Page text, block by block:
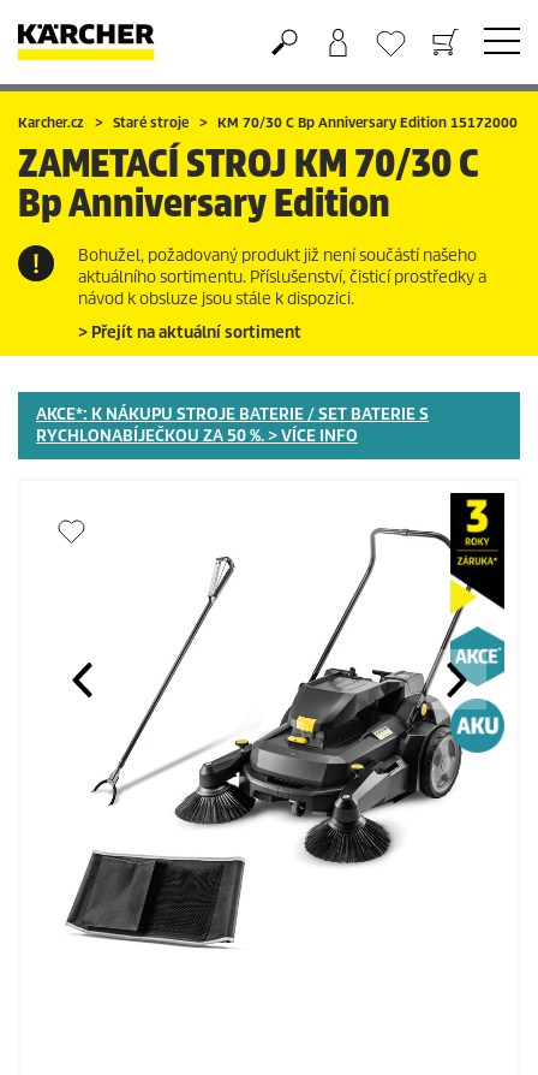
Nákupní košík
Seznam oblíbených produktů
Karcher.cz Staré stroje KM 70/30 C Bp Anniversary Edition 15172000
ZAMETACÍ STROJ KM 70/30 C
Bp Anniversary Edition
Bohužel, požadovaný produkt již není součástí našeho
aktuálního sortimentu. Příslušenství, čisticí prostředky a
návod k obsluze jsou stále k dispozici.
> Přejít na aktuální sortiment
AKCE*: K NÁKUPU STROJE BATERIE / SET BATERIE S
RYCHLONABÍJEČKOU ZA 50 %. > VÍCE INFO